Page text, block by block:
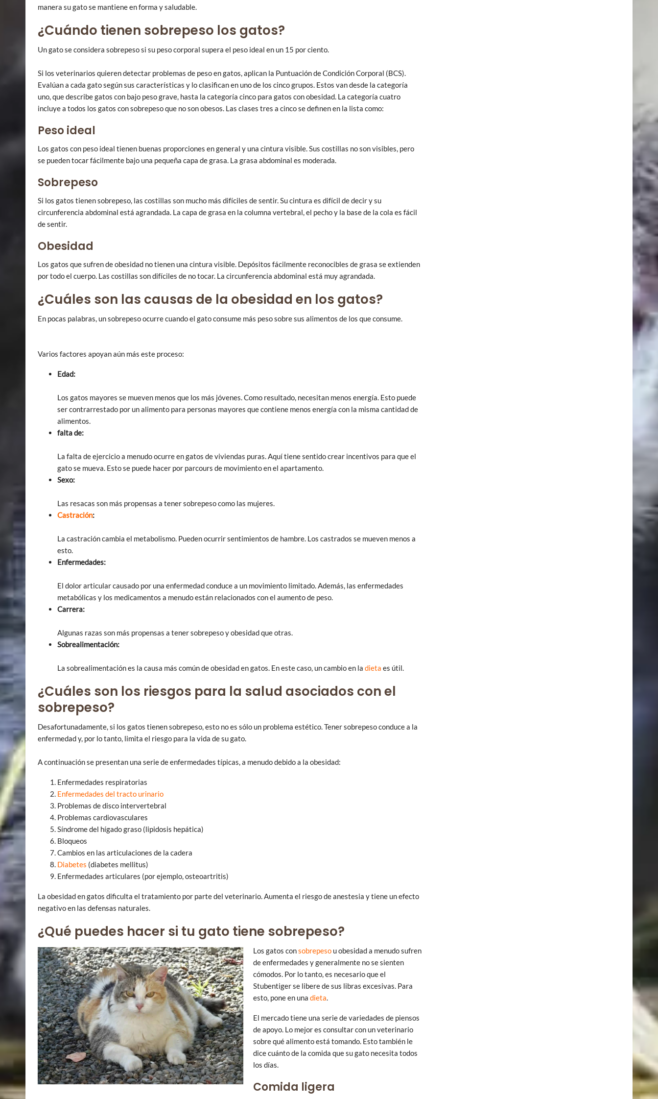
manera su gato se mantiene en forma y saludable.
¿Cuándo tienen sobrepeso los gatos?
Un gato se considera sobrepeso si su peso corporal supera el peso ideal en un 15 por ciento.
Si los veterinarios quieren detectar problemas de peso en gatos, aplican la Puntuación de Condición Corporal (BCS).
Evalúan a cada gato según sus características y lo clasifican en uno de los cinco grupos. Estos van desde la categoría
uno, que describe gatos con bajo peso grave, hasta la categoría cinco para gatos con obesidad. La categoría cuatro
incluye a todos los gatos con sobrepeso que no son obesos. Las clases tres a cinco se definen en la lista como:
Peso ideal
Los gatos con peso ideal tienen buenas proporciones en general y una cintura visible. Sus costillas no son visibles, pero
se pueden tocar fácilmente bajo una pequeña capa de grasa. La grasa abdominal es moderada.
Sobrepeso
Si los gatos tienen sobrepeso, las costillas son mucho más difíciles de sentir. Su cintura es difícil de decir y su
circunferencia abdominal está agrandada. La capa de grasa en la columna vertebral, el pecho y la base de la cola es fácil
de sentir.
Obesidad
Los gatos que sufren de obesidad no tienen una cintura visible. Depósitos fácilmente reconocibles de grasa se extienden
por todo el cuerpo. Las costillas son difíciles de no tocar. La circunferencia abdominal está muy agrandada.
¿Cuáles son las causas de la obesidad en los gatos?
En pocas palabras, un sobrepeso ocurre cuando el gato consume más peso sobre sus alimentos de los que consume.
Varios factores apoyan aún más este proceso:
Edad:
Los gatos mayores se mueven menos que los más jóvenes. Como resultado, necesitan menos energía. Esto puede
ser contrarrestado por un alimento para personas mayores que contiene menos energía con la misma cantidad de
alimentos.
falta de:
La falta de ejercicio a menudo ocurre en gatos de viviendas puras. Aquí tiene sentido crear incentivos para que el
gato se mueva. Esto se puede hacer por parcours de movimiento en el apartamento.
Sexo:
Las resacas son más propensas a tener sobrepeso como las mujeres.
Castración:
La castración cambia el metabolismo. Pueden ocurrir sentimientos de hambre. Los castrados se mueven menos a
esto.
Enfermedades:
El dolor articular causado por una enfermedad conduce a un movimiento limitado. Además, las enfermedades
metabólicas y los medicamentos a menudo están relacionados con el aumento de peso.
Carrera:
Algunas razas son más propensas a tener sobrepeso y obesidad que otras.
Sobrealimentación:
La sobrealimentación es la causa más común de obesidad en gatos. En este caso, un cambio en la dieta es útil.
¿Cuáles son los riesgos para la salud asociados con el
sobrepeso?
Desafortunadamente, si los gatos tienen sobrepeso, esto no es sólo un problema estético. Tener sobrepeso conduce a la
enfermedad y, por lo tanto, limita el riesgo para la vida de su gato.
A continuación se presentan una serie de enfermedades típicas, a menudo debido a la obesidad:
Enfermedades respiratorias
Enfermedades del tracto urinario
Problemas de disco intervertebral
Problemas cardiovasculares
Síndrome del hígado graso (lipidosis hepática)
Bloqueos
Cambios en las articulaciones de la cadera
Diabetes (diabetes mellitus)
Enfermedades articulares (por ejemplo, osteoartritis)
La obesidad en gatos dificulta el tratamiento por parte del veterinario. Aumenta el riesgo de anestesia y tiene un efecto
negativo en las defensas naturales.
¿Qué puedes hacer si tu gato tiene sobrepeso?
Los gatos consobrepeso u obesidad a menudo sufren
de enfermedades y generalmente no se sienten
cómodos. Por lo tanto, es necesario que el
Stubentiger se libere de sus libras excesivas. Para
esto, pone en una dieta.
El mercado tiene una serie de variedades de piensos
de apoyo. Lo mejor es consultar con un veterinario
sobre qué alimento está tomando. Esto también le
dice cuánto de la comida que su gato necesita todos
los días.
Comida ligera